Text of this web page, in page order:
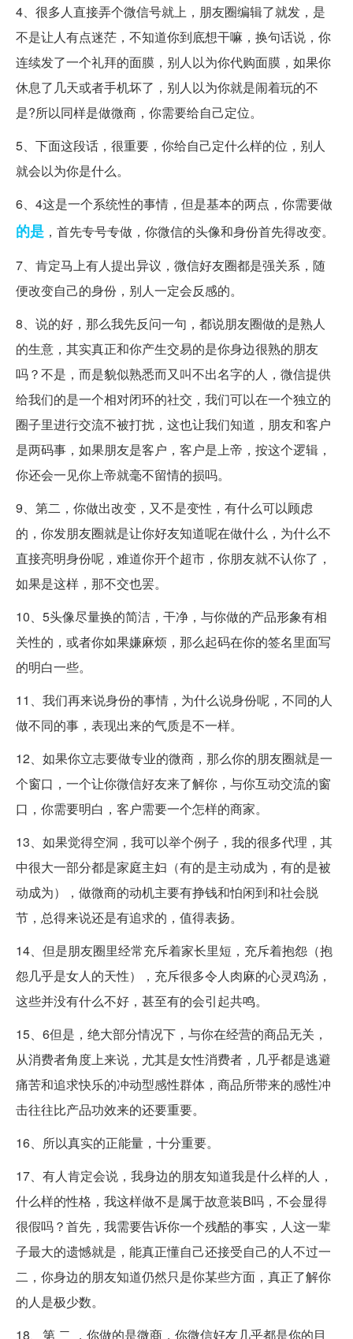
4、很多人直接弄个微信号就上，朋友圈编辑了就发，是
不是让人有点迷茫，不知道你到底想干嘛，换句话说，你
连续发了一个礼拜的面膜，别人以为你代购面膜，如果你
休息了几天或者手机坏了，别人以为你就是闹着玩的不
是?所以同样是做微商，你需要给自己定位。
5、下面这段话，很重要，你给自己定什么样的位，别人
就会以为你是什么。
6、4这是一个系统性的事情，但是基本的两点，你需要做
的是 ，首先专号专做，你微信的头像和身份首先得改变。
7、肯定马上有人提出异议，微信好友圈都是强关系，随
便改变自己的身份，别人一定会反感的。
8、说的好，那么我先反问一句，都说朋友圈做的是熟人
的生意，其实真正和你产生交易的是你身边很熟的朋友
吗？不是，而是貌似熟悉而又叫不出名字的人，微信提供
给我们的是一个相对闭环的社交，我们可以在一个独立的
圈子里进行交流不被打扰，这也让我们知道，朋友和客户
是两码事，如果朋友是客户，客户是上帝，按这个逻辑，
你还会一见你上帝就毫不留情的损吗。
9、第二，你做出改变，又不是变性，有什么可以顾虑
的，你发朋友圈就是让你好友知道呢在做什么，为什么不
直接亮明身份呢，难道你开个超市，你朋友就不认你了，
如果是这样，那不交也罢。
10、5头像尽量换的简洁，干净，与你做的产品形象有相
关性的，或者你如果嫌麻烦，那么起码在你的签名里面写
的明白一些。
11、我们再来说身份的事情，为什么说身份呢，不同的人
做不同的事，表现出来的气质是不一样。
12、如果你立志要做专业的微商，那么你的朋友圈就是一
个窗口，一个让你微信好友来了解你，与你互动交流的窗
口，你需要明白，客户需要一个怎样的商家。
13、如果觉得空洞，我可以举个例子，我的很多代理，其
中很大一部分都是家庭主妇（有的是主动成为，有的是被
动成为），做微商的动机主要有挣钱和怕闲到和社会脱
节，总得来说还是有追求的，值得表扬。
14、但是朋友圈里经常充斥着家长里短，充斥着抱怨（抱
怨几乎是女人的天性），充斥很多令人肉麻的心灵鸡汤，
这些并没有什么不好，甚至有的会引起共鸣。
15、6但是，绝大部分情况下，与你在经营的商品无关，
从消费者角度上来说，尤其是女性消费者，几乎都是逃避
痛苦和追求快乐的冲动型感性群体，商品所带来的感性冲
击往往比产品功效来的还要重要。
16、所以真实的正能量，十分重要。
17、有人肯定会说，我身边的朋友知道我是什么样的人，
什么样的性格，我这样做不是属于故意装B吗，不会显得
很假吗？首先，我需要告诉你一个残酷的事实，人这一辈
子最大的遗憾就是，能真正懂自己还接受自己的人不过一
二，你身边的朋友知道仍然只是你某些方面，真正了解你
的人是极少数。
18、第 二 ，你做的是微商，你微信好友几乎都是你的目